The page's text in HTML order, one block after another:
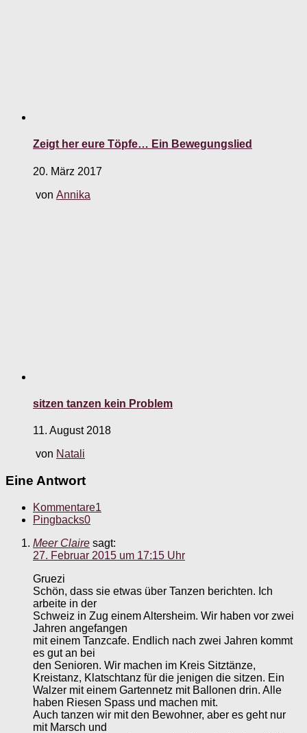
Zeigt her eure Töpfe… Ein Bewegungslied
20. März 2017
von Annika
sitzen tanzen kein Problem
11. August 2018
von Natali
Eine Antwort
Kommentare1
Pingbacks0
Meer Claire sagt:
27. Februar 2015 um 17:15 Uhr
Gruezi
Schön, dass sie etwas über Tanzen berichten. Ich
arbeite in der
Schweiz in Zug einem Altersheim. Wir haben vor zwei
Jahren angefangen
mit einem Tanzcafe. Endlich nach zwei Jahren kommt
es gut an bei
den Senioren. Wir machen im Kreis Sitztänze,
Kreistanz, Klatschtanz für die jenigen die sitzen. Ein
Walzer mit einem Gartennetz mit Ballonen drin. Alle
haben Riesen Spass und machen mit.
Auch tanzen wir mit den Bewohner, aber es geht nur
mit Marsch und